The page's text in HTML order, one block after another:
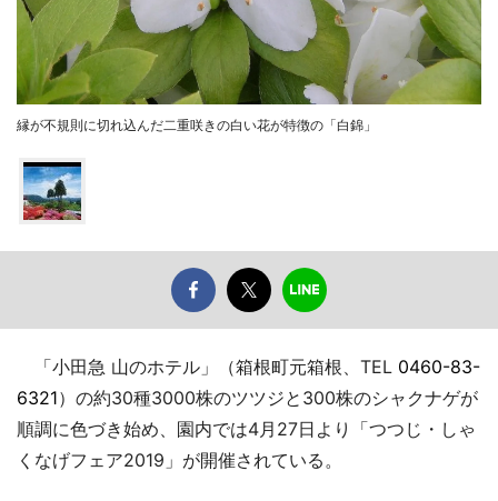
縁が不規則に切れ込んだ二重咲きの白い花が特徴の「白錦」
「小田急 山のホテル」（箱根町元箱根、TEL 0460-83-
6321）の約30種3000株のツツジと300株のシャクナゲが
順調に色づき始め、園内では4月27日より「つつじ・しゃ
くなげフェア2019」が開催されている。